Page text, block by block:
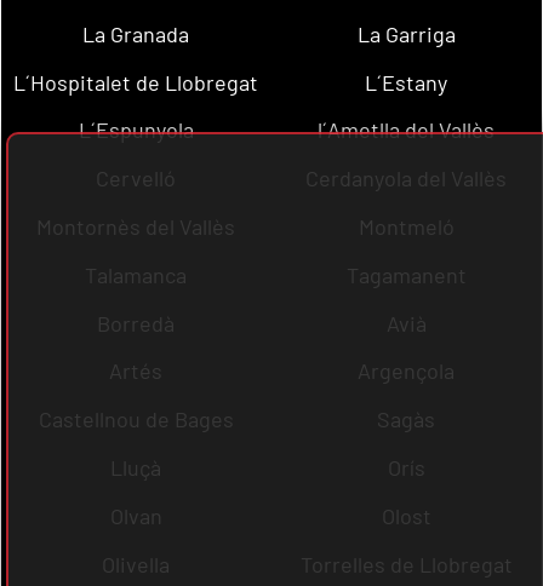
La Granada
La Garriga
L´Hospitalet de Llobregat
L´Estany
L´Espunyola
l´Ametlla del Vallès
Cervelló
Cerdanyola del Vallès
Montornès del Vallès
Montmeló
Talamanca
Tagamanent
Borredà
Avià
Artés
Argençola
Castellnou de Bages
Sagàs
Lluçà
Orís
Olvan
Olost
Olivella
Torrelles de Llobregat